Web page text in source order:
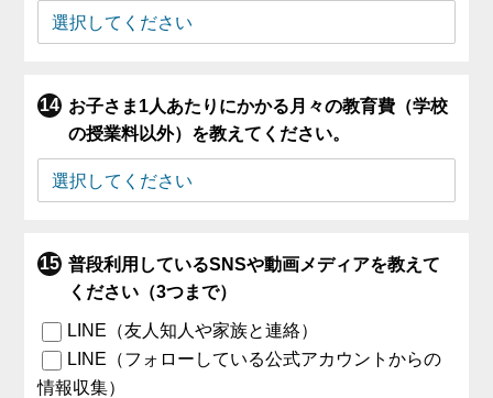
お子さま1人あたりにかかる月々の教育費（学校
の授業料以外）を教えてください。
普段利用しているSNSや動画メディアを教えて
ください（3つまで）
LINE（友人知人や家族と連絡）
LINE（フォローしている公式アカウントからの
情報収集）